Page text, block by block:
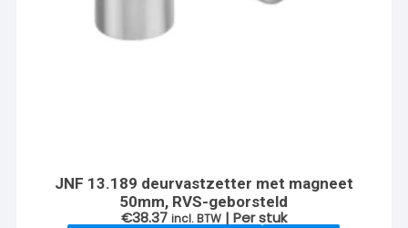
JNF 13.189 deurvastzetter met magneet
50mm, RVS-geborsteld
€38.37 incl. BTW | Per stuk